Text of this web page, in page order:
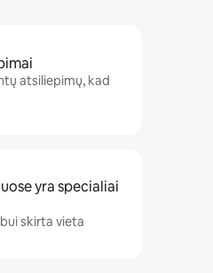
atsiliepimų, kad
yra specialiai
skirta vieta